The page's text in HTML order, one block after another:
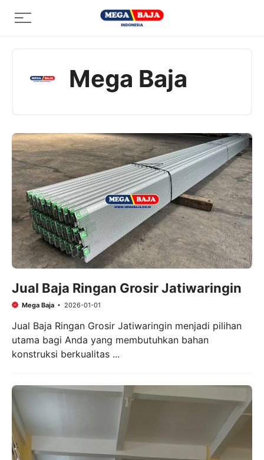
Menu
Mega Baja
Jual Baja Ringan Grosir Jatiwaringin
Mega Baja 2026-01-01
Jual Baja Ringan Grosir Jatiwaringin menjadi pilihan
utama bagi Anda yang membutuhkan bahan
konstruksi berkualitas ...